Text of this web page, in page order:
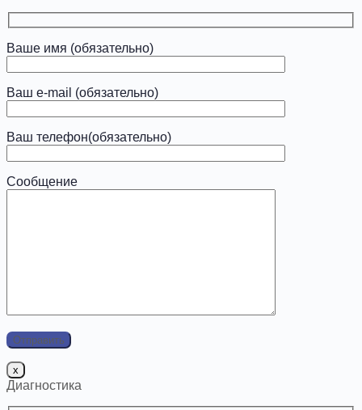
Ваше имя (обязательно)
Ваш e-mail (обязательно)
Ваш телефон(обязательно)
Сообщение
x
Диагностика